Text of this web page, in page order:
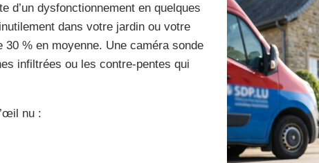
d’un dysfonctionnement en quelques
dans votre jardin ou votre
% en moyenne. Une caméra sonde
infiltrées ou les contre-pentes qui
nu :